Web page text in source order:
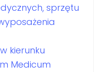
sprzętu
kierunku
Medicum